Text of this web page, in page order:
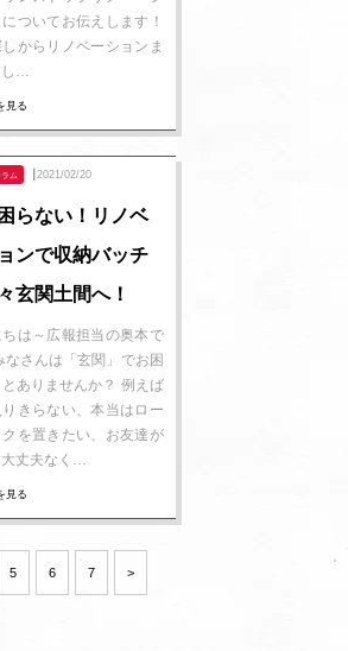
についてお伝えします！
からリノベーションま
し…
見る
ム ┃2021/02/20
らない！リノベ
ンで収納バッチ
玄関土間へ！
ちは～広報担当の奥本で
なさんは「玄関」でお困
とありませんか？ 例えば
きらない、本当はロー
クを置きたい、お友達が
大丈夫なく…
見る
5 6 7 >